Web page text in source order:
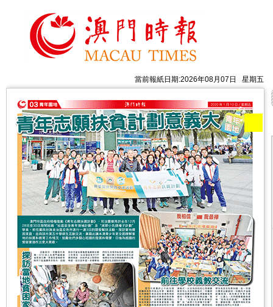
當前報紙日期:2026年08月07日 星期五